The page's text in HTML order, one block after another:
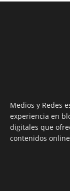
Medios y Redes
experiencia en
digitales que
contenidos